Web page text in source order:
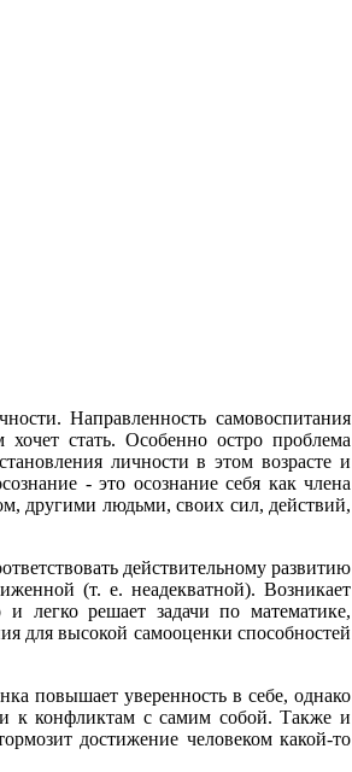
Направленность самовоспитания
стать. Особенно остро проблема
личности в этом возрасте и
- это осознание себя как члена
другими людьми, своих сил, действий,
действительному развитию
(т. е. неадекватной). Возникает
и легко решает задачи по математике,
для высокой самооценки способностей
повышает уверенность в себе, однако
к конфликтам с самим собой. Также и
достижение человеком какой-то